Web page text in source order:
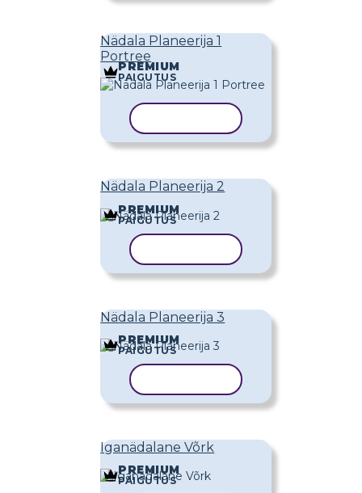
Nädala Planeerija 1
Portree
PREMIUM
PAIGUTUS
Nädala Planeerija 2
PREMIUM
PAIGUTUS
Nädala Planeerija 3
PREMIUM
PAIGUTUS
Iganädalane Võrk
PREMIUM
PAIGUTUS